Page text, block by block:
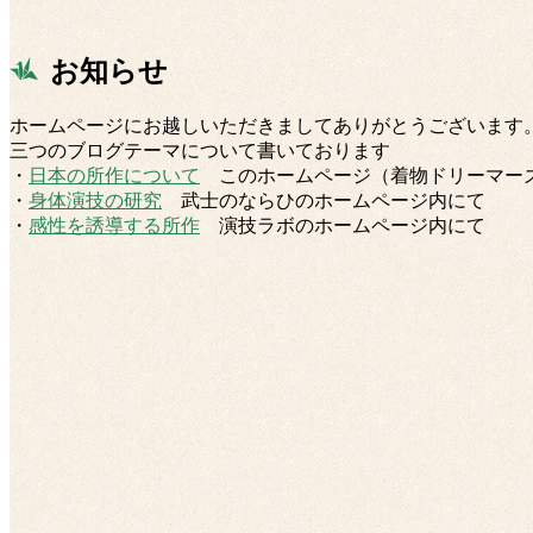
お知らせ
ホームページにお越しいただきましてありがとうございます
三つのブログテーマについて書いております
・ 日本の所作について
このホームページ（着物ドリーマー
・ 身体演技の研究 武士のならひのホームページ内にて
・ 感性を誘導する所作 演技ラボのホームページ内にて